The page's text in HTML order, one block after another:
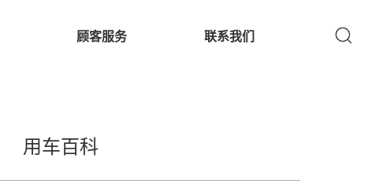
顾客服务 联系我们
用车百科